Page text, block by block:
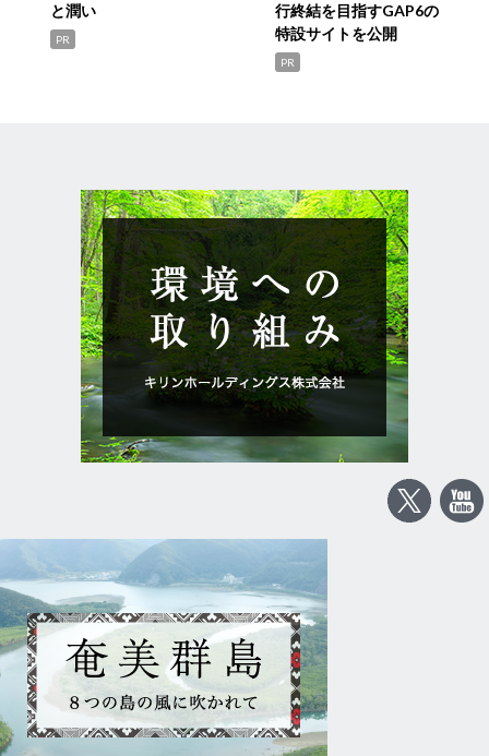
と潤い
PR
行終結を目指すGAP6の
特設サイトを公開
PR